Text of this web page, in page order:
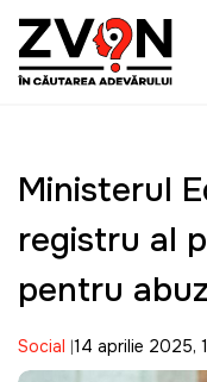
Ministerul
registru al
pentru
Social 14 aprilie 2025,